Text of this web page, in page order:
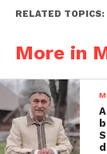
RELATED TOPICS:
More in